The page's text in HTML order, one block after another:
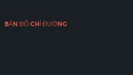
BẢN ĐỒ CHỈ ĐƯỜNG